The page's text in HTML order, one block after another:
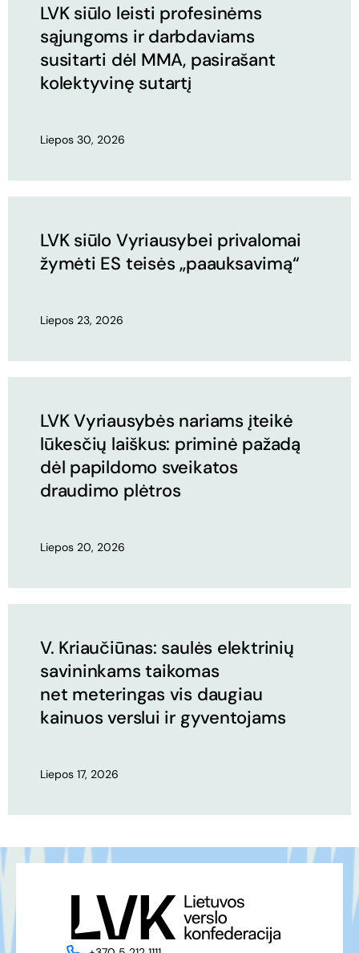
LVK siūlo leisti profesinėms
sąjungoms ir darbdaviams
susitarti dėl MMA, pasirašant
kolektyvinę sutartį
Liepos 30, 2026
LVK siūlo Vyriausybei privalomai
žymėti ES teisės „paauksavimą“
Liepos 23, 2026
LVK Vyriausybės nariams įteikė
lūkesčių laiškus: priminė pažadą
dėl papildomo sveikatos
draudimo plėtros
Liepos 20, 2026
V. Kriaučiūnas: saulės elektrinių
savininkams taikomas
net meteringas vis daugiau
kainuos verslui ir gyventojams
Liepos 17, 2026